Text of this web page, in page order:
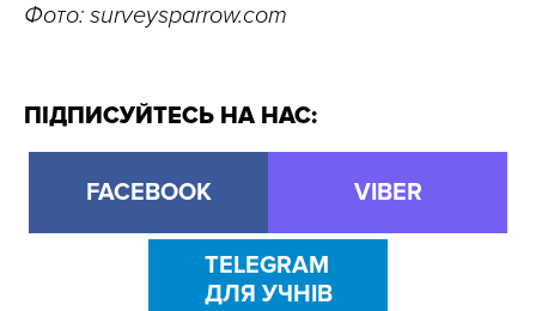
Фото: surveysparrow.com
ПІДПИСУЙТЕСЬ НА НАС:
FACEBOOK VIBER
TELEGRAM
ДЛЯ УЧНІВ